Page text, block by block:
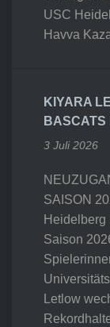
USC
Havva
KIYARA
BASCATS
3 Juli 2026
SAISON
Heidelberg
Saison
Letlow